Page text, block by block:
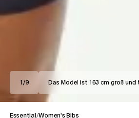
1 /9 Das Model ist 163 cm groß und
Essential /Women's Bibs